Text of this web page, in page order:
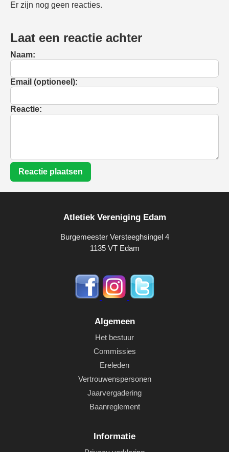
Er zijn nog geen reacties.
Laat een reactie achter
Naam:
Email (optioneel):
Reactie:
Reactie plaatsen
Atletiek Vereniging Edam
Burgemeester Versteeghsingel 4
1135 VT Edam
Algemeen
Het bestuur
Commissies
Ereleden
Vertrouwenspersonen
Jaarvergadering
Baanreglement
Informatie